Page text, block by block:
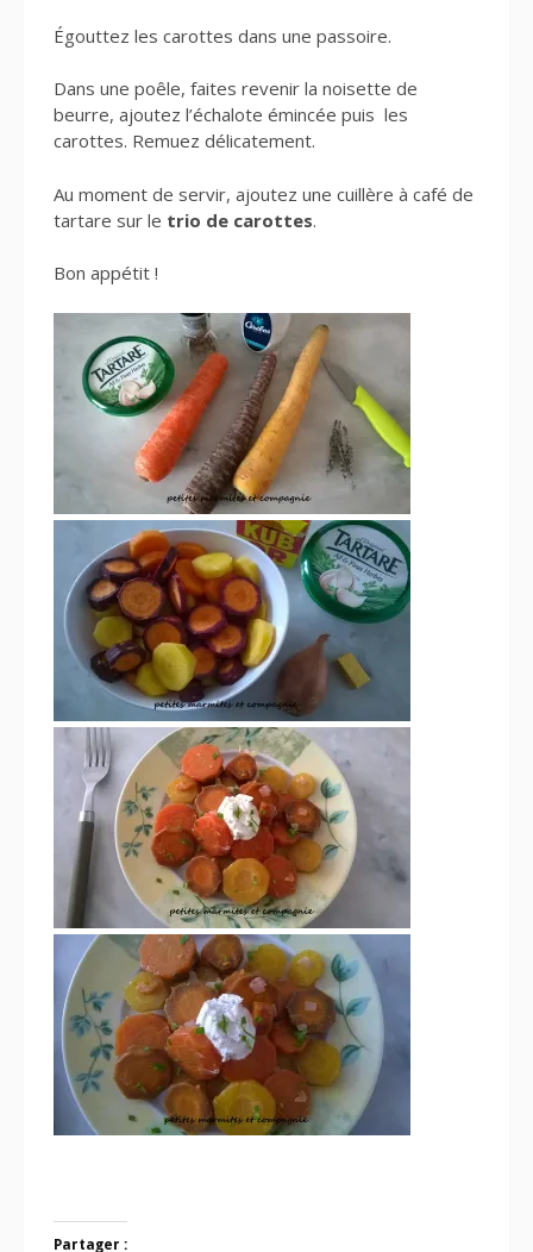
Égouttez les carottes dans une passoire.
Dans une poêle, faites revenir la noisette de
beurre, ajoutez l’échalote émincée puis les
carottes. Remuez délicatement.
Au moment de servir, ajoutez une cuillère à café de
tartare sur le trio de carottes.
Bon appétit !
Partager :